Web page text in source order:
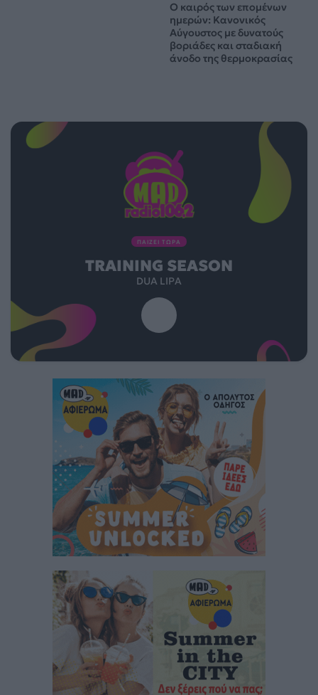
Ο καιρός των επομένων
ημερών: Κανονικός
Αύγουστος με δυνατούς
βοριάδες και σταδιακή
άνοδο της θερμοκρασίας
ΠΑΙΖΕΙ ΤΩΡΑ
TRAINING SEASON
DUA LIPA